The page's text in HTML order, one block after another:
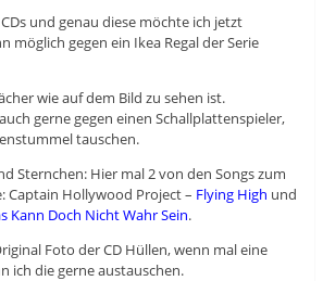
und genau diese möchte ich jetzt
möglich gegen ein Ikea Regal der Serie
wie auf dem Bild zu sehen ist.
gerne gegen einen Schallplattenspieler,
tauschen.
Sternchen: Hier mal 2 von den Songs zum
Captain Hollywood Project – Flying High und
Kann Doch Nicht Wahr Sein.
Foto der CD Hüllen, wenn mal eine
ich die gerne austauschen.